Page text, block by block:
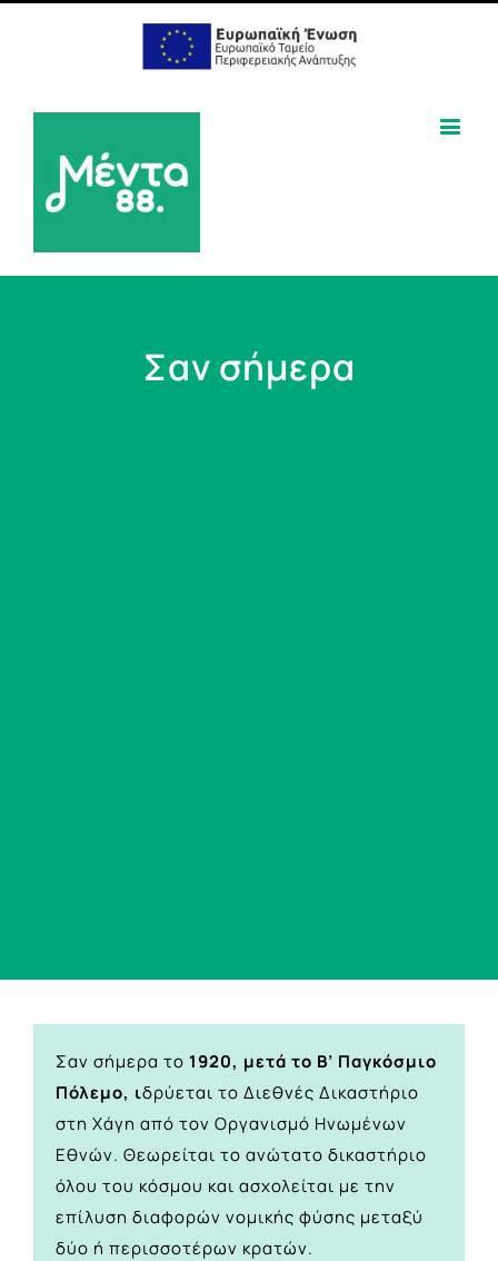
Σαν σήμερα
Σαν σήμερα το 1920, μετά το Β’ Παγκόσμιο
Πόλεμο, ιδρύεται το Διεθνές Δικαστήριο
στη Χάγη από τον Οργανισμό Ηνωμένων
Εθνών. Θεωρείται το ανώτατο δικαστήριο
όλου του κόσμου και ασχολείται με την
επίλυση διαφορών νομικής φύσης μεταξύ
δύο ή περισσοτέρων κρατών.